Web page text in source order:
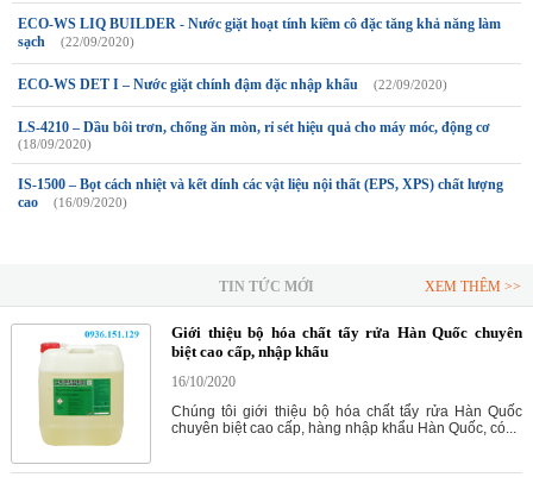
ECO-WS LIQ BUILDER - Nước giặt hoạt tính kiềm cô đặc tăng khả năng làm
sạch
(22/09/2020)
ECO-WS DET I – Nước giặt chính đậm đặc nhập khẩu (22/09/2020)
LS-4210 – Dầu bôi trơn, chống ăn mòn, rỉ sét hiệu quả cho máy móc, động cơ
(18/09/2020)
IS-1500 – Bọt cách nhiệt và kết dính các vật liệu nội thất (EPS, XPS) chất lượng
cao
(16/09/2020)
TIN TỨC MỚI XEM THÊM >>
Giới thiệu bộ hóa chất tẩy rửa Hàn Quốc chuyên
biệt cao cấp, nhập khẩu
16/10/2020
Chúng tôi giới thiệu bộ hóa chất tẩy rửa Hàn Quốc
chuyên biệt cao cấp, hàng nhập khẩu Hàn Quốc, có...